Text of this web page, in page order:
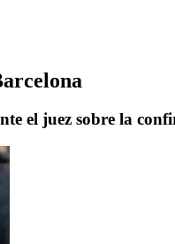
el juez sobre la